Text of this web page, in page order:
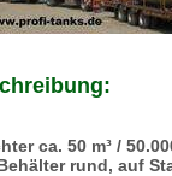
ca. 50 m³ /
rund, auf